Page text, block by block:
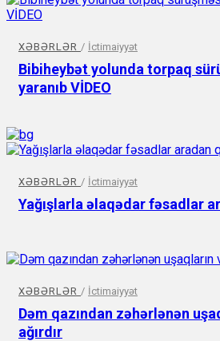
XƏBƏRLƏR / İctimaiyyət
Bibiheybət yolunda torpaq
yaranıb VİDEO
XƏBƏRLƏR / İctimaiyyət
Yağışlarla əlaqədar fəsadlar
XƏBƏRLƏR / İctimaiyyət
Dəm qazından zəhərlənən
ağırdır